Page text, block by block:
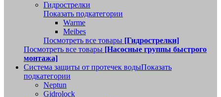
Гидрострелки
Показать подкатегории
Warme
Meibes
Посмотреть все товары [Гидрострелки]
Посмотреть все товары [Насосные группы быстрого
монтажа]
Система защиты от протечек водыПоказать
подкатегории
Neptun
Gidrolock